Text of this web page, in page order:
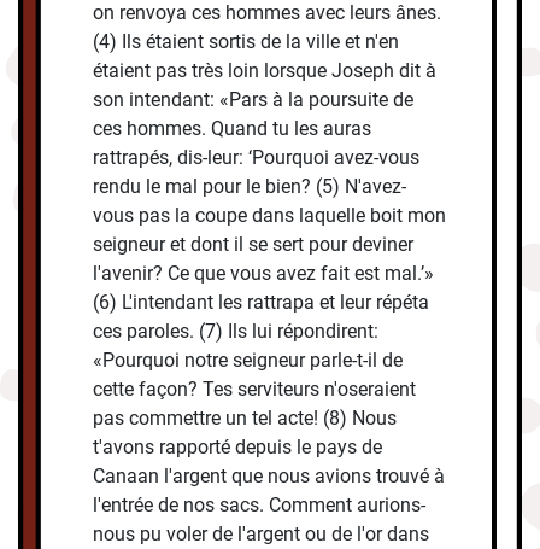
on renvoya ces hommes avec leurs ânes.
(4) Ils étaient sortis de la ville et n'en
étaient pas très loin lorsque Joseph dit à
son intendant: «Pars à la poursuite de
ces hommes. Quand tu les auras
rattrapés, dis-leur: ‘Pourquoi avez-vous
rendu le mal pour le bien? (5) N'avez-
vous pas la coupe dans laquelle boit mon
seigneur et dont il se sert pour deviner
l'avenir? Ce que vous avez fait est mal.’»
(6) L'intendant les rattrapa et leur répéta
ces paroles. (7) Ils lui répondirent:
«Pourquoi notre seigneur parle-t-il de
cette façon? Tes serviteurs n'oseraient
pas commettre un tel acte! (8) Nous
t'avons rapporté depuis le pays de
Canaan l'argent que nous avions trouvé à
l'entrée de nos sacs. Comment aurions-
nous pu voler de l'argent ou de l'or dans